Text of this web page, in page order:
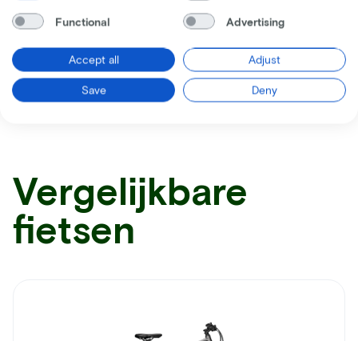
Ontvang alle nodige informatie per mail
Vergelijkbare
fietsen
Functional Advertising
Accept all Adjust
Save Deny